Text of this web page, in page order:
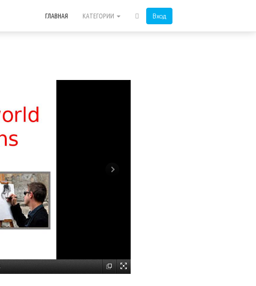
Вход
ГЛАВНАЯ КАТЕГОРИИ